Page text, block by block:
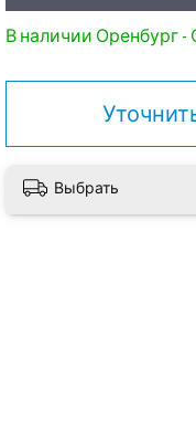
В наличии Оренбург -
Выбрать